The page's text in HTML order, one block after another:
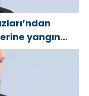
yangın
konusunda